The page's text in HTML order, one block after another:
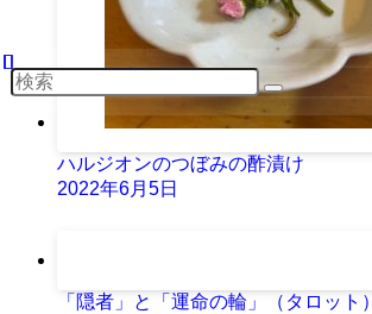
ハルジオンのつぼみの酢漬け
2022年6月5日
「隠者」と「運命の輪」（タロット）